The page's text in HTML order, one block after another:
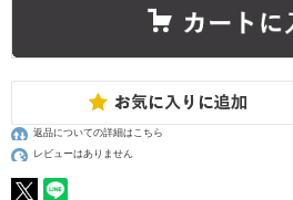
返品についての詳細はこちら
レビューはありません